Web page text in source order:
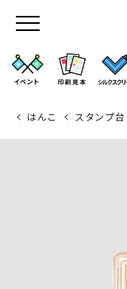
はんこ スタンプ台